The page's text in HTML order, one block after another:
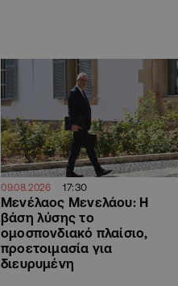
09.08.2026 17:30
Μενέλαος Μενελάου: Η
βάση λύσης το
ομοσπονδιακό πλαίσιο,
προετοιμασία για
διευρυμένη